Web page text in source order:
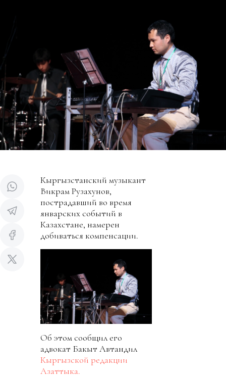
Кыргызстанский музыкант
Викрам Рузахунов,
пострадавший во время
январских событий в
Казахстане, намерен
добиваться компенсации.
Об этом сообщил его
адвокат Бакыт Автандил
Кыргызской редакции
Азаттыка.